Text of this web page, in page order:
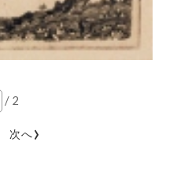
/ 2
次へ›